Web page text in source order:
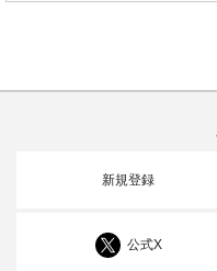
新規登録
公式X